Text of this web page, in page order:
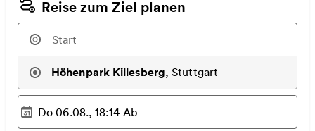
Reise zum Ziel planen
Höhenpark Killesberg,Stuttgart
Ausgewählter Zeitpunkt
Do 06.08., 18:14 Ab